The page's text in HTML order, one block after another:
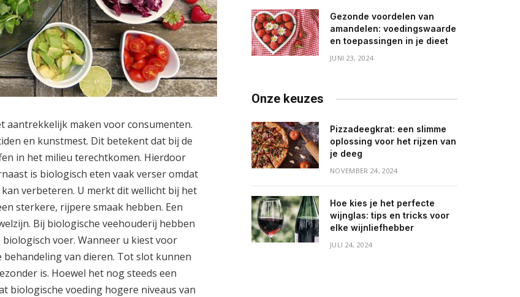
aantrekkelijk maken voor consumenten.
en kunstmest. Dit betekent dat bij de
in het milieu terechtkomen. Hierdoor
is biologisch eten vaak verser omdat
verbeteren. U merkt dit wellicht bij het
sterkere, rijpere smaak hebben. Een
Bij biologische veehouderij hebben
voer. Wanneer u kiest voor
van dieren. Tot slot kunnen
is. Hoewel het nog steeds een
biologische voeding hogere niveaus van
Gezonde voordelen van
amandelen: voedingswaarde
en toepassingen in je dieet
JUNI 23, 2024
Onze keuzes
Pizzadeegkrat: een slimme
oplossing voor het rijzen van
je deeg
NOVEMBER 24, 2024
Hoe kies je het perfecte
wijnglas: tips en tricks voor
elke wijnliefhebber
JULI 24, 2024